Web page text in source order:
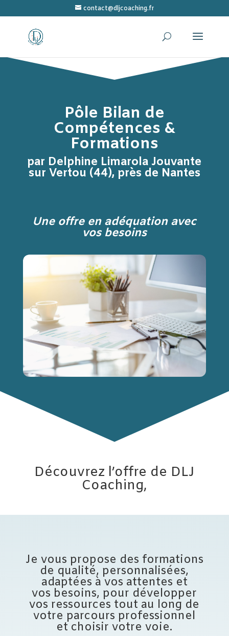
contact@dljcoaching.fr
Pôle Bilan de
Compétences &
Formations
par Delphine Limarola Jouvante
sur Vertou (44), près de Nantes
Une offre en adéquation avec
vos besoins
Découvrez l’offre de DLJ
Coaching,
Je vous propose des formations
de qualité, personnalisées,
adaptées à vos attentes et
vos besoins, pour développer
vos ressources tout au long de
votre parcours professionnel
et choisir votre voie.